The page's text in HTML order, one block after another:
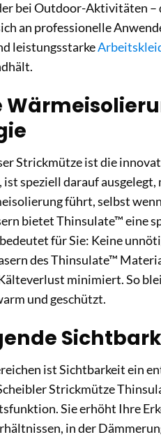
bei Outdoor-Aktivitäten
an professionelle
leistungsstarke
Strickmütze ist die
, ist speziell darauf
führt, selbst
bietet Thinsulate™ eine
für Sie: Keine
des Thinsulate™
minimiert. So
und geschützt.
ist Sichtbarkeit ein
Strickmütze
Sie erhöht Ihre
in der